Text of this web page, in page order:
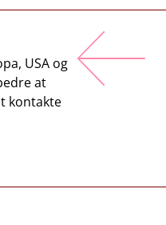
USA og
at
kontakte